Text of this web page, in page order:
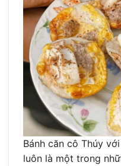
Bánh căn cô Thúy
luôn là một trong